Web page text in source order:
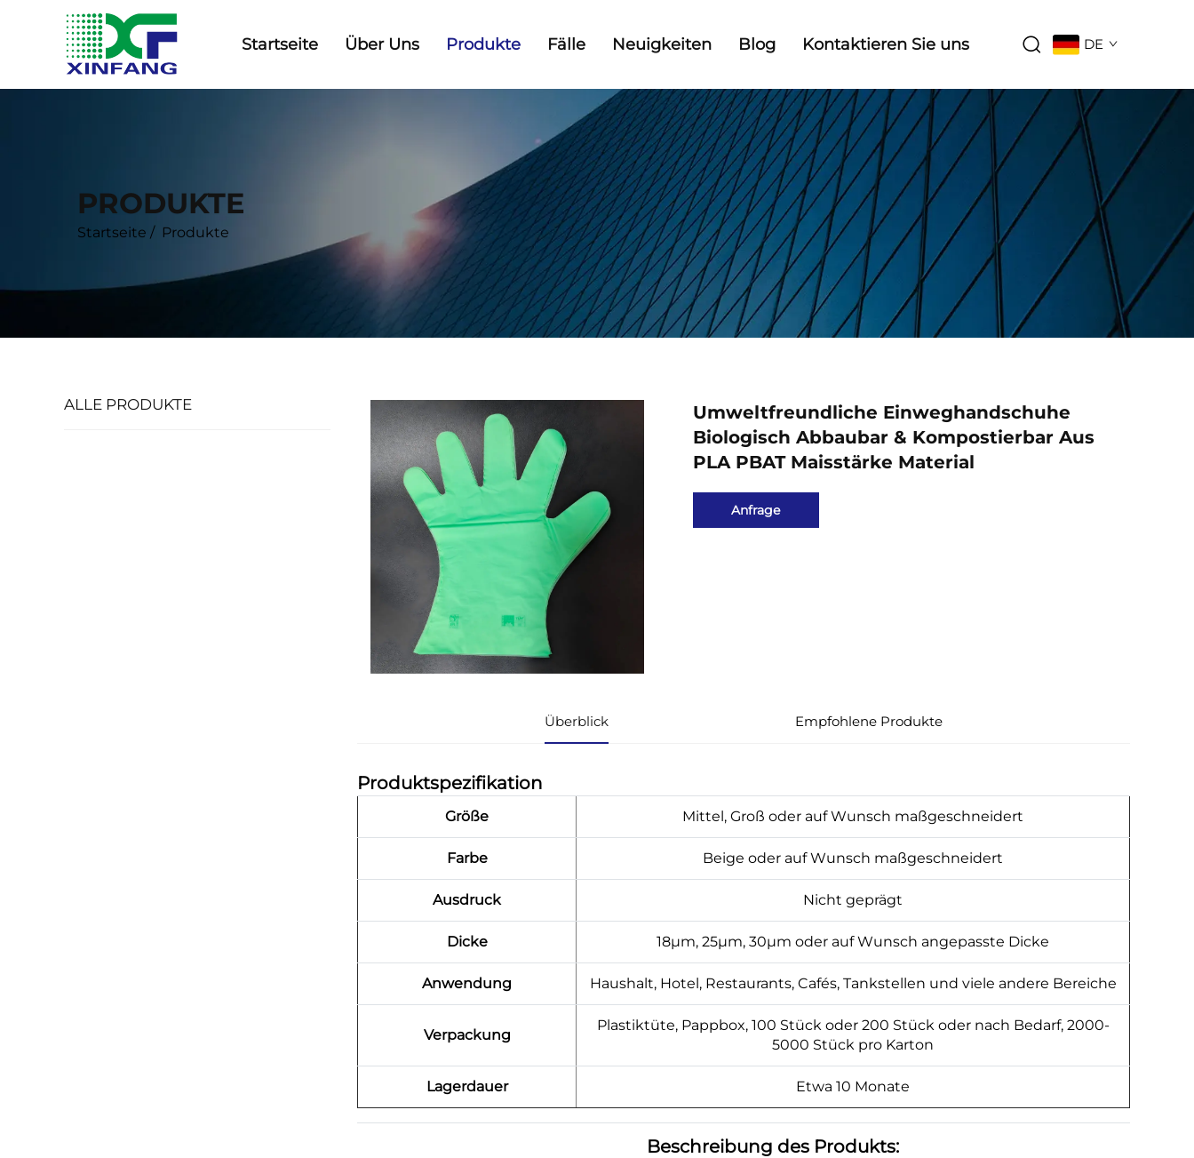
Startseite Über Uns Produkte Fälle Neuigkeiten Blog Kontaktieren Sie uns DE
PRODUKTE
Startseite / Produkte
ALLE PRODUKTE
Umweltfreundliche Einweghandschuhe
Biologisch Abbaubar & Kompostierbar Aus
PLA PBAT Maisstärke Material
Anfrage
Überblick Empfohlene Produkte
Produktspezifikation
Größe Mittel, Groß oder auf Wunsch maßgeschneidert
Farbe Beige oder auf Wunsch maßgeschneidert
Ausdruck Nicht geprägt
Dicke 18μm, 25μm, 30μm oder auf Wunsch angepasste Dicke
Anwendung Haushalt, Hotel, Restaurants, Cafés, Tankstellen und viele andere Bereiche
Verpackung
Plastiktüte, Pappbox, 100 Stück oder 200 Stück oder nach Bedarf, 2000-
5000 Stück pro Karton
Lagerdauer Etwa 10 Monate
Beschreibung des Produkts: